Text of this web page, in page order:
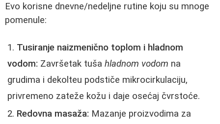
Evo korisne dnevne/nedeljne rutine koju su mnoge
pomenule:
Tusiranje naizmenično toplom i hladnom
vodom: Završetak tuša hladnom vodom na
grudima i dekolteu podstiče mikrocirkulaciju,
privremeno zateže kožu i daje osećaj čvrstoće.
Redovna masaža: Mazanje proizvodima za